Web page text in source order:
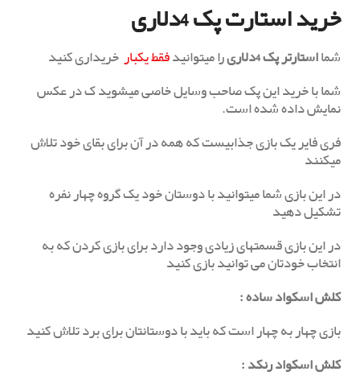
خرید استارت پک 4دلاری
شمااستارتر پک 4دلاری را میتوانیدفقطیکبار خریداری کنید
شما با خرید این پک صاحب وسایل خاصی میشوید ک در عکس
نمایش داده شده است.
فری فایر یک بازی جذابیست که همه در آن برای بقای خود تلاش
میکنند
در این بازی شما میتوانید با دوستان خود یک گروه چهار نفره
تشکیل دهید
در این بازی قسمتهای زیادی وجود دارد برای بازی کردن که به
انتخاب خودتان می توانید بازی کنید
کلش اسکواد ساده:
بازی چهار به چهار است که باید با دوستانتان برای برد تلاش کنید
کلش اسکواد رنکد: